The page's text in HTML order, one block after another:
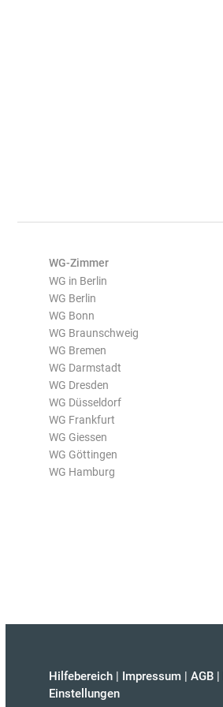
WG-Zimmer
WG in Berlin
WG Berlin
WG Bonn
WG Braunschweig
WG Bremen
WG Darmstadt
WG Dresden
WG Düsseldorf
WG Frankfurt
WG Giessen
WG Göttingen
WG Hamburg
Hilfebereich | Impressum | AGB |
Einstellungen